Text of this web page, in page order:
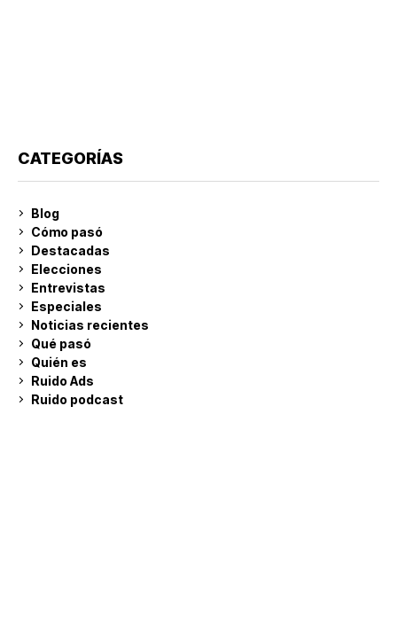
CATEGORÍAS
Blog
Cómo pasó
Destacadas
Elecciones
Entrevistas
Especiales
Noticias recientes
Qué pasó
Quién es
Ruido Ads
Ruido podcast